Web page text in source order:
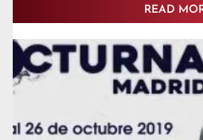
READ